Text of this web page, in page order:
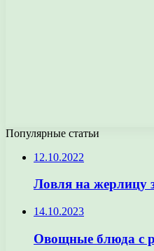
Популярные статьи
12.10.2022
Ловля на жерлицу
14.10.2023
Овощные блюда с